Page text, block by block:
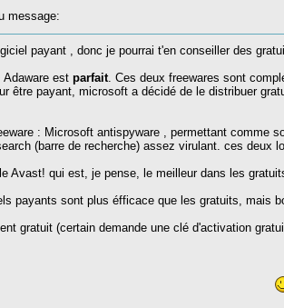
message:
payant , donc je pourrai t'en conseiller des
est parfait. Ces deux freewares sont
être payant, microsoft a décidé de le distribuer
: Microsoft antispyware , permettant comme
(barre de recherche) assez virulant. ces deux
Avast! qui est, je pense, le meilleur dans les
payants sont plus éfficace que les gratuits, mais
gratuit (certain demande une clé d'activation